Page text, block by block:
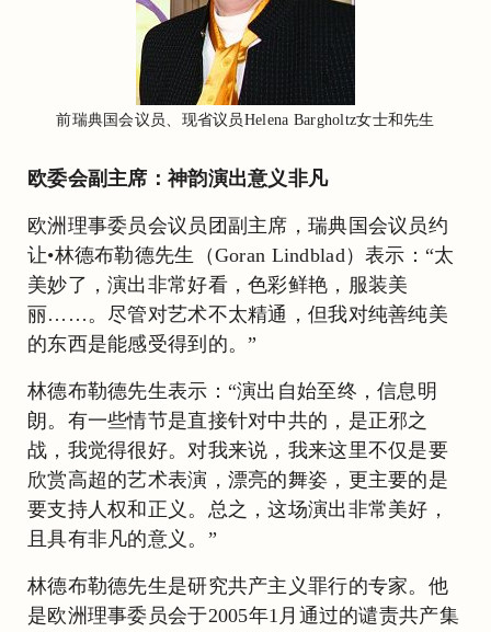
前瑞典国会议员、现省议员Helena Bargholtz女士和先生
欧委会副主席：神韵演出意义非凡
欧洲理事委员会议员团副主席，瑞典国会议员约
让•林德布勒德先生（Goran Lindblad）表示：“太
美妙了，演出非常好看，色彩鲜艳，服装美
丽……。尽管对艺术不太精通，但我对纯善纯美
的东西是能感受得到的。”
林德布勒德先生表示：“演出自始至终，信息明
朗。有一些情节是直接针对中共的，是正邪之
战，我觉得很好。对我来说，我来这里不仅是要
欣赏高超的艺术表演，漂亮的舞姿，更主要的是
要支持人权和正义。总之，这场演出非常美好，
且具有非凡的意义。”
林德布勒德先生是研究共产主义罪行的专家。他
是欧洲理事委员会于2005年1月通过的谴责共产集